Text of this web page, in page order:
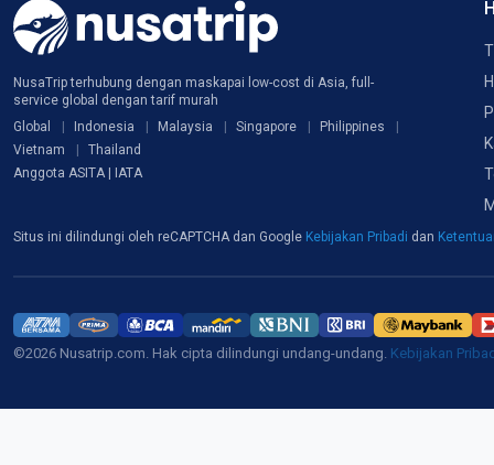
NusaTrip terhubung dengan maskapai low-cost di Asia, full-
service global dengan tarif murah
Global
Indonesia Malaysia Singapore
Philippines
Vietnam
Thailand
Anggota ASITA | IATA
Situs ini dilindungi oleh reCAPTCHA dan Google Kebijakan Pribadi dan
©2026 Nusatrip.com. Hak cipta dilindungi undang-undang. Kebijakan